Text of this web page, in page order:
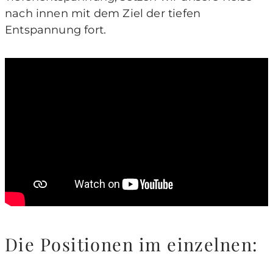
nach innen mit dem Ziel der tiefen
Entspannung fort.
Die Positionen im einzelnen: